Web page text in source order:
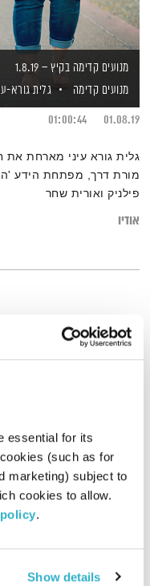
essential for its
(such as for
marketing) subject to
cookies to allow.
.
Show details
מנועים קדימה בקיץ – 1.8.19
מנועים קדימה
גלית גורא-
01.08.19
01:00:44
גלית גורא עיני מארחת את
מורת דרך, מפתחת הידע
פילניק ואורית שחר
אודיו
פרנס בדרך הביתה – 29.8.22
שמעון